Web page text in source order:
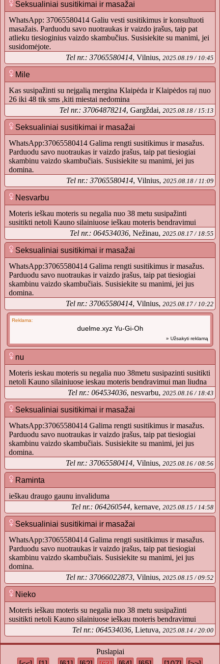
Seksualiniai susitikimai ir masažai
WhatsApp: 37065580414 Galiu vesti susitikimus ir konsultuoti
masažais. Parduodu savo nuotraukas ir vaizdo įrašus, taip pat
atlieku tiesioginius vaizdo skambučius. Susisiekite su manimi, jei
susidomėjote.
Tel nr.: 37065580414, Vilnius, 2025.08.19 / 10:45
Mile
Kas susipažinti su neįgalią mergina Klaipėda ir Klaipėdos raj nuo
26 iki 48 tik sms ,kiti miestai nedomina
Tel nr.: 37064878214, Gargždai, 2025.08.18 / 15:13
Seksualiniai susitikimai ir masažai
WhatsApp:37065580414 Galima rengti susitikimus ir masažus.
Parduodu savo nuotraukas ir vaizdo įrašus, taip pat tiesiogiai
skambinu vaizdo skambučiais. Susisiekite su manimi, jei jus
domina.
Tel nr.: 37065580414, Vilnius, 2025.08.18 / 11:09
Nesvarbu
Moteris ieškau moteris su negalia nuo 38 metu susipažinti
susitikti netoli Kauno silainiuose ieškau moteris bendravimui
Tel nr.: 064534036, Nežinau, 2025.08.17 / 18:55
Seksualiniai susitikimai ir masažai
WhatsApp:37065580414 Galima rengti susitikimus ir masažus.
Parduodu savo nuotraukas ir vaizdo įrašus, taip pat tiesiogiai
skambinu vaizdo skambučiais. Susisiekite su manimi, jei jus
domina.
Tel nr.: 37065580414, Vilnius, 2025.08.17 / 10:22
Reklama:
duelme.xyz Yu-Gi-Oh
» Užsakyti reklamą
nu
Moteris ieskau moteris su negalia nuo 38metu susipazinti susitikti
netoli Kauno silainiuose ieskau moteris bendravimui man liudna
Tel nr.: 064534036, nesvarbu, 2025.08.16 / 18:43
Seksualiniai susitikimai ir masažai
WhatsApp:37065580414 Galima rengti susitikimus ir masažus.
Parduodu savo nuotraukas ir vaizdo įrašus, taip pat tiesiogiai
skambinu vaizdo skambučiais. Susisiekite su manimi, jei jus
domina.
Tel nr.: 37065580414, Vilnius, 2025.08.16 / 08:56
Raminta
ieškau draugo gaunu invaliduma
Tel nr.: 064260544, kernave, 2025.08.15 / 14:58
Seksualiniai susitikimai ir masažai
WhatsApp:37065580414 Galima rengti susitikimus ir masažus.
Parduodu savo nuotraukas ir vaizdo įrašus, taip pat tiesiogiai
skambinu vaizdo skambučiais. Susisiekite su manimi, jei jus
domina.
Tel nr.: 37066022873, Vilnius, 2025.08.15 / 09:52
Nieko
Moteris ieškau moteris su negalia nuo 38 metu susipažinti
susitikti netoli Kauno silainiuose ieškau moteris bendravimui
Tel nr.: 064534036, Lietuva, 2025.08.14 / 20:00
Puslapiai